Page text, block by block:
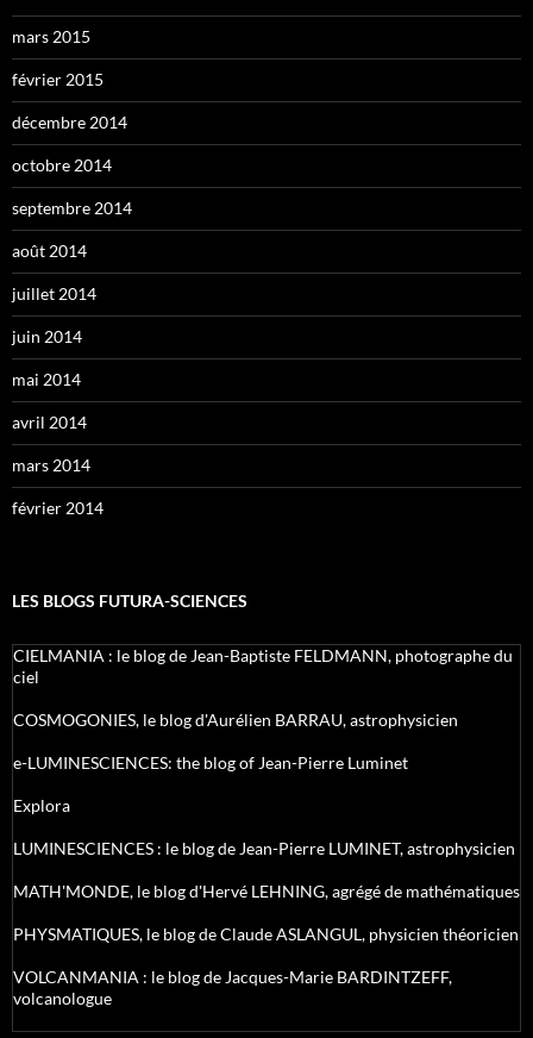
mars 2015
février 2015
décembre 2014
octobre 2014
septembre 2014
août 2014
juillet 2014
juin 2014
mai 2014
avril 2014
mars 2014
février 2014
LES BLOGS FUTURA-SCIENCES
CIELMANIA : le blog de Jean-Baptiste FELDMANN, photographe du
ciel
COSMOGONIES, le blog d'Aurélien BARRAU, astrophysicien
e-LUMINESCIENCES: the blog of Jean-Pierre Luminet
Explora
LUMINESCIENCES : le blog de Jean-Pierre LUMINET, astrophysicien
MATH'MONDE, le blog d'Hervé LEHNING, agrégé de mathématiques
PHYSMATIQUES, le blog de Claude ASLANGUL, physicien théoricien
VOLCANMANIA : le blog de Jacques-Marie BARDINTZEFF,
volcanologue